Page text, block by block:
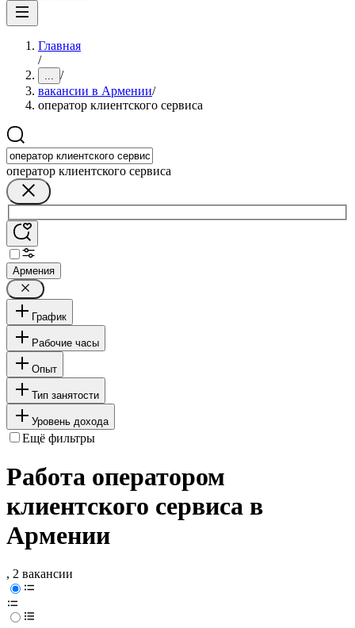
Главная
/
... /
вакансии в Армении/
оператор клиентского сервиса
оператор клиентского сервиса
Армения
График
Рабочие часы
Опыт
Тип занятости
Уровень дохода
Ещё фильтры
Работа оператором
клиентского сервиса в
Армении
, 2 вакансии